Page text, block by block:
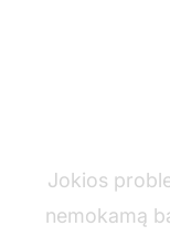
Jokios
nemokamą